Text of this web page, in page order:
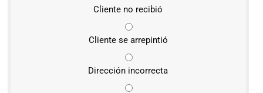
Cliente no recibió
Cliente se arrepintió
Dirección incorrecta